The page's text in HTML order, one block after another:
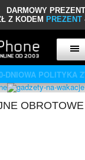
DARMOWY PREZENT
Z KODEM PREZENT
DNIOWA POLITYKA